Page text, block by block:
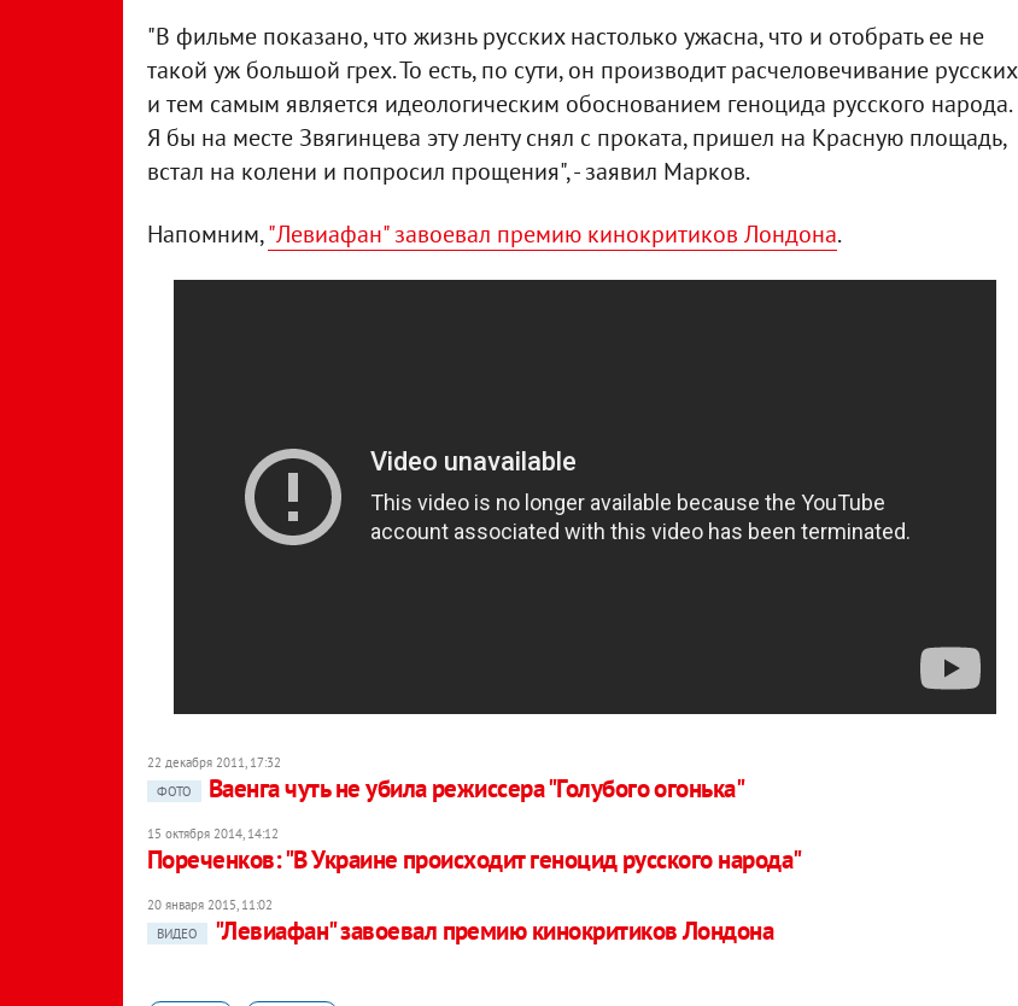
"В фильме показано, что жизнь русских настолько ужасна, что и отобрать ее не
такой уж большой грех. То есть, по сути, он производит расчеловечивание русских
и тем самым является идеологическим обоснованием геноцида русского народа.
Я бы на месте Звягинцева эту ленту снял с проката, пришел на Красную площадь,
встал на колени и попросил прощения", - заявил Марков.
Напомним,"Левиафан" завоевал премию кинокритиков Лондона.
22 декабря 2011, 17:32
ФОТО
Ваенга чуть не убила режиссера "Голубого огонька"
15 октября 2014, 14:12
Пореченков: "В Украине происходит геноцид русского народа"
20 января 2015, 11:02
ВИДЕО
"Левиафан" завоевал премию кинокритиков Лондона